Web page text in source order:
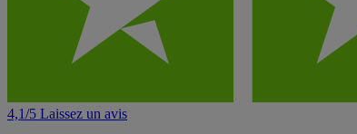
4,1/5 Laissez un avis